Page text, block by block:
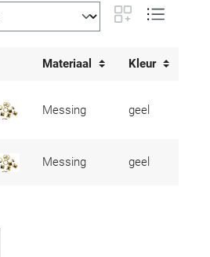
Materiaal Kleur
Messing geel
Messing geel